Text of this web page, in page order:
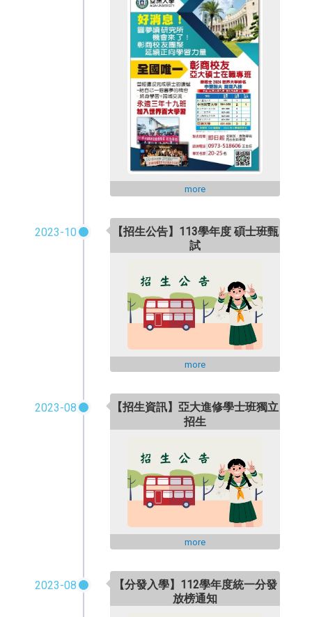
more
2023-10
【招生公告】113學年度 碩士班甄
試
more
2023-08 【招生資訊】亞大進修學士班獨立
招生
more
2023-08
【分發入學】112學年度統一分發
放榜通知